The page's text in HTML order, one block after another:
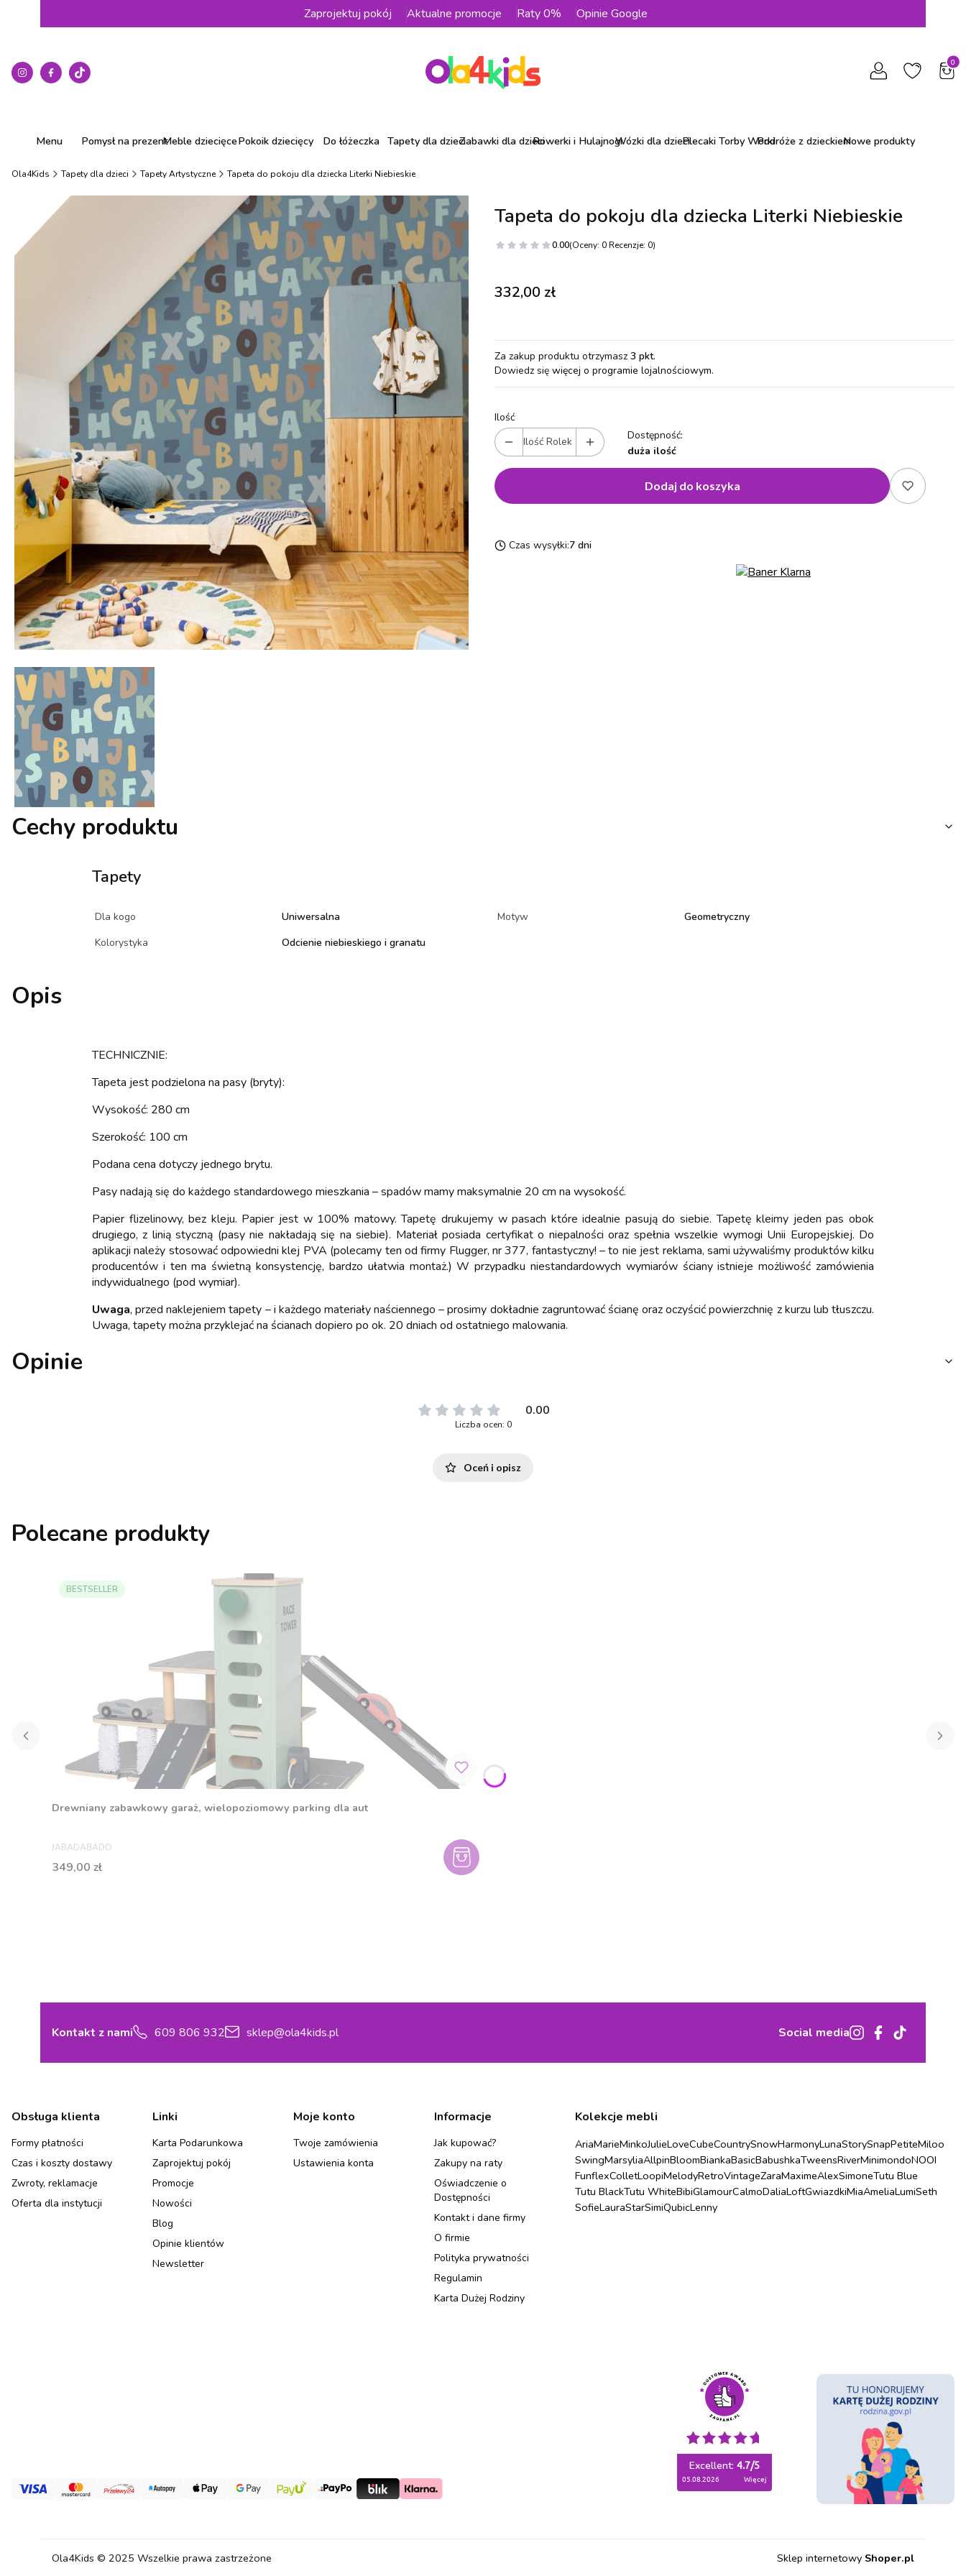
Zaprojektuj pokój Aktualne promocje Raty 0% Opinie Google
Menu Pomysł na prezentMeble dziecięcePokoik dziecięcy Do łóżeczka Tapety dla dzieciZabawki dla dzieciRowerki i HulajnogiWózki dla dzieciPlecaki Torby WorkiPodróże z dzieckiemNowe produkty
Ola4Kids Tapety dla dzieci Tapety Artystyczne Tapeta do pokoju dla dziecka Literki Niebieskie
Tapeta do pokoju dla dziecka Literki Niebieskie
0.00(Oceny: 0 Recenzje: 0)
Cena
332,00 zł
Za zakup produktu otrzymasz 3 pkt.
Dowiedz się więcej o programie lojalnościowym.
Ilość
Ilość Rolek
Dostępność:
duża ilość
Dodaj do koszyka
Czas wysyłki:7 dni
Cechy produktu
Tapety
Dla kogo Uniwersalna Motyw
Geometryczny
Kolorystyka
Odcienie niebieskiego i granatu
Opis
TECHNICZNIE:
Tapeta jest podzielona na pasy (bryty):
Wysokość: 280 cm
Szerokość: 100 cm
Podana cena dotyczy jednego brytu.
Pasy nadają się do każdego standardowego mieszkania – spadów mamy maksymalnie 20 cm na wysokość.
Papier flizelinowy, bez kleju. Papier jest w 100% matowy. Tapetę drukujemy w pasach które idealnie pasują do siebie. Tapetę kleimy jeden pas obok
drugiego, z linią styczną (pasy nie nakładają się na siebie). Materiał posiada certyfikat o niepalności oraz spełnia wszelkie wymogi Unii Europejskiej. Do
aplikacji należy stosować odpowiedni klej PVA (polecamy ten od firmy Flugger, nr 377, fantastyczny! – to nie jest reklama, sami używaliśmy produktów kilku
producentów i ten ma świetną konsystencję, bardzo ułatwia montaż.) W przypadku niestandardowych wymiarów ściany istnieje możliwość zamówienia
indywidualnego (pod wymiar).
Uwaga, przed naklejeniem tapety – i każdego materiały naściennego – prosimy dokładnie zagruntować ścianę oraz oczyścić powierzchnię z kurzu lub tłuszczu.
Uwaga, tapety można przyklejać na ścianach dopiero po ok. 20 dniach od ostatniego malowania.
Opinie
0.00
Liczba ocen: 0
Oceń i opisz
Polecane produkty
BESTSELLER
Drewniany zabawkowy garaż, wielopoziomowy parking dla aut
PRODUCENT
JABADABADO
Cena
349,00 zł
Kontakt z nami 609 806 932 sklep@ola4kids.pl Social media
Linki w stopce
Obsługa klienta
Formy płatności
Czas i koszty dostawy
Zwroty, reklamacje
Oferta dla instytucji
Linki
Karta Podarunkowa
Zaprojektuj pokój
Promocje
Nowości
Blog
Opinie klientów
Newsletter
Moje konto
Twoje zamówienia
Ustawienia konta
Informacje
Jak kupować?
Zakupy na raty
Oświadczenie o
Dostępności
Kontakt i dane firmy
O firmie
Polityka prywatności
Regulamin
Karta Dużej Rodziny
Kolekcje mebli
AriaMarieMinkoJulieLoveCubeCountrySnowHarmonyLunaStorySnapPetiteMiloo
SwingMarsyliaAllpinBloomBiankaBasicBabushkaTweensRiverMinimondoNOOI
FunflexColletLoopiMelodyRetroVintageZaraMaximeAlexSimoneTutu Blue
Tutu BlackTutu WhiteBibiGlamourCalmoDaliaLoftGwiazdkiMiaAmeliaLumiSeth
SofieLauraStarSimiQubicLenny
Excellent: 4.7/5
05.08.2026 więcej
Ola4Kids © 2025 Wszelkie prawa zastrzeżone Sklep internetowy Shoper.pl